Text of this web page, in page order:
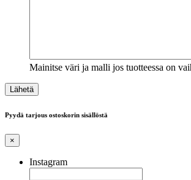
Mainitse väri ja malli jos tuotteessa on
Pyydä tarjous ostoskorin sisällöstä
×
Instagram